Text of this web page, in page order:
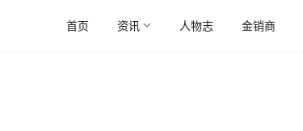
首页 资讯 人物志 金销商